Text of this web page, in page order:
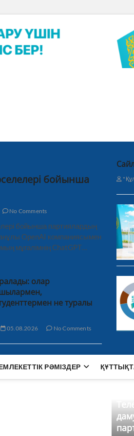
бойынша
No Comments
бойынша партиялардың
OpenAI компаниясымен
мұғалімнің ChatGPT…
олар
не туралы
05.08.2026 No Comments
РӘМІЗДЕР